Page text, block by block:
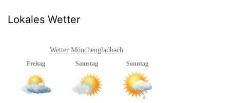
Lokales Wetter
Wetter Mönchengladbach